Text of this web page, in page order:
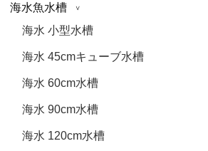
海水魚水槽
海水 小型水槽
海水 45cmキューブ水槽
海水 60cm水槽
海水 90cm水槽
海水 120cm水槽